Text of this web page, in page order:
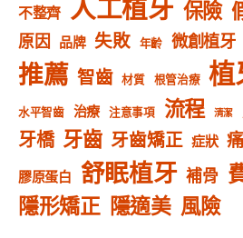
不整齊 人工植牙 保險
原因 品牌 失敗 年齡 微創植牙
推薦 智齒 材質 根管治療 植
水平智齒 治療 注意事項 流程 清潔
牙橋 牙齒 牙齒矯正 症狀 痛
膠原蛋白 舒眠植牙 補骨
隱形矯正 隱適美 風險